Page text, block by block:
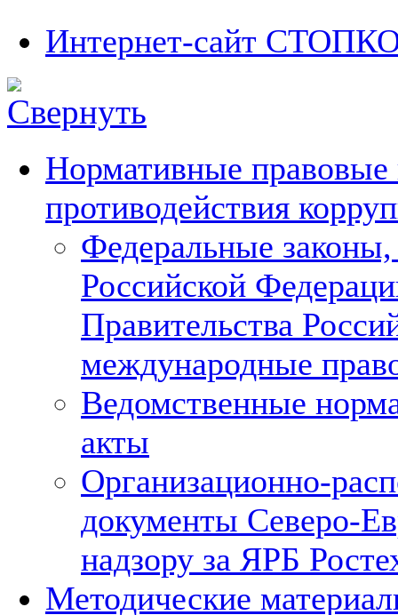
Интернет-сайт
Нормативные
противодействия
Федеральные
Российской
Правительства
международные
Ведомственные
акты
Организационно-
документы Северо-
надзору за ЯРБ
Методические